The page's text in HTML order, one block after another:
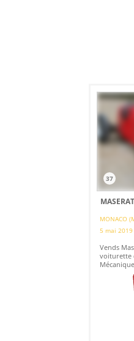
37
MONACO
5 mai 2019
Vends
voiturette